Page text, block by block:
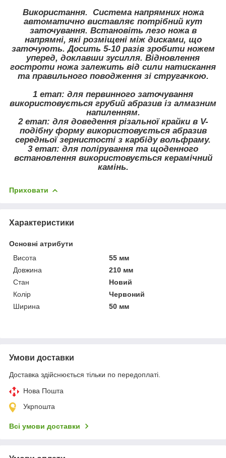
Використання. Система напрямних ножа
автоматично виставляє потрібний кут
заточування. Встановіть лезо ножа в
напрямні, які розміщені між дисками, що
заточують. Досить 5-10 разів зробити ножем
уперед, доклавши зусилля. Відновлення
гостроти ножа залежить від сили натискання
та правильного поводження зі стругачкою.
1 етап: для первинного заточування
використовується грубий абразив із алмазним
напиленням.
2 етап: для доведення різальної крайки в V-
подібну форму використовується абразив
середньої зернистості з карбіду вольфраму.
3 етап: для полірування та щоденного
встановлення використовується керамічний
камінь.
Приховати
Характеристики
Основні атрибути
Висота
55 мм
Довжина
210 мм
Стан
Новий
Колір
Червоний
Ширина
50 мм
Умови доставки
Доставка здійснюється тільки по передоплаті.
Нова Пошта
Укрпошта
Всі умови доставки